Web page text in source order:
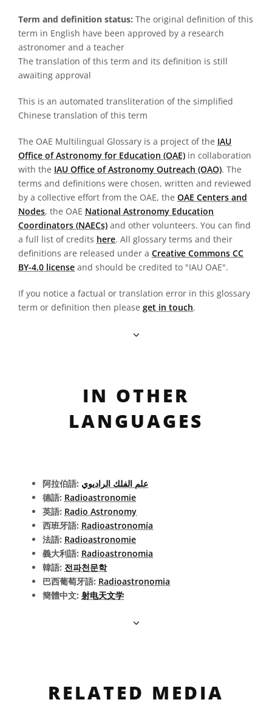
Term and definition status: The original definition of this
term in English have been approved by a research
astronomer and a teacher
The translation of this term and its definition is still
awaiting approval
This is an automated transliteration of the simplified
Chinese translation of this term
The OAE Multilingual Glossary is a project of the IAU
Office of Astronomy for Education (OAE) in collaboration
with the IAU Office of Astronomy Outreach (OAO). The
terms and definitions were chosen, written and reviewed
by a collective effort from the OAE, the OAE Centers and
Nodes, the OAE National Astronomy Education
Coordinators (NAECs) and other volunteers. You can find
a full list of credits here. All glossary terms and their
definitions are released under a Creative Commons CC
BY-4.0 license and should be credited to "IAU OAE".
If you notice a factual or translation error in this glossary
term or definition then please get in touch.
IN OTHER
LANGUAGES
阿拉伯語: علم الفلك الراديوي
德語: Radioastronomie
英語: Radio Astronomy
西班牙語: Radioastronomía
法語: Radioastronomie
義大利語: Radioastronomia
韓語: 전파천문학
巴西葡萄牙語: Radioastronomia
簡體中文: 射电天文学
RELATED MEDIA